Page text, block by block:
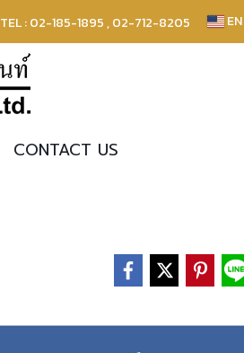
TEL : 02-185-1895 , 02-712-8205 EN
CONTACT US